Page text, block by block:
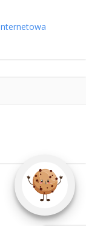
Zarządzaj
zgodą